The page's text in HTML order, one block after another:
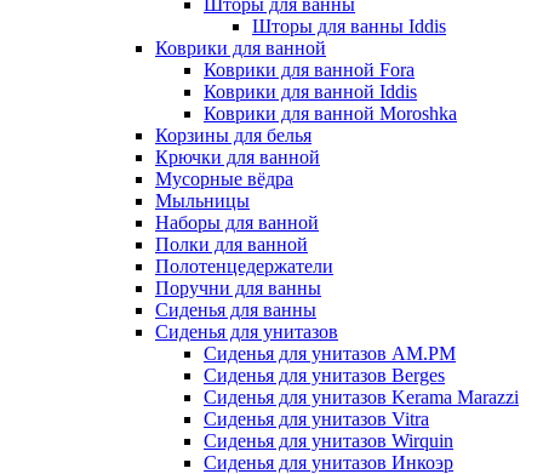
Шторы для ванны
Шторы для ванны Iddis
Коврики для ванной
Коврики для ванной Fora
Коврики для ванной Iddis
Коврики для ванной Moroshka
Корзины для белья
Крючки для ванной
Мусорные вёдра
Мыльницы
Наборы для ванной
Полки для ванной
Полотенцедержатели
Поручни для ванны
Сиденья для ванны
Сиденья для унитазов
Сиденья для унитазов AM.PM
Сиденья для унитазов Berges
Сиденья для унитазов Kerama Marazzi
Сиденья для унитазов Vitra
Сиденья для унитазов Wirquin
Сиденья для унитазов Инкоэр